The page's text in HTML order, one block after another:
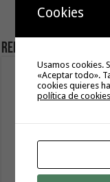
Related Articles
Sanidad adjudica
euros para varios
Cookies
Usamos cookies.
«Aceptar todo».
cookies quieres
política de cookies